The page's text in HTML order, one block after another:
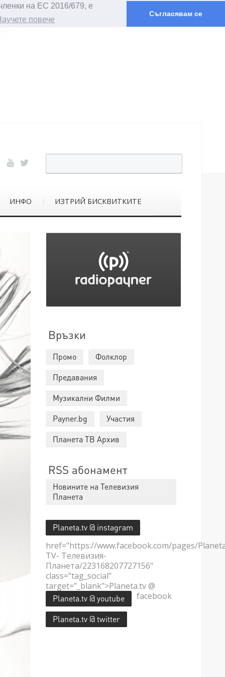
на ЕС 2016/679, е
повече
Съгласявам се
ИНФО ИЗТРИЙ БИСКВИТКИТЕ
Връзки
Промо
Фолклор
Предавания
Музикални Филми
Payner.bg
Участия
Планета ТВ Архив
RSS абонамент
Новините на Телевизия
Планета
Planeta.tv @ instagram
href="https://www.facebook.com/pages/
TV- Телевизия-
Планета/223168207727156"
class="tag_social"
target="_blank">Planeta.tv @
facebook
Planeta.tv @ youtube
Planeta.tv @ twitter